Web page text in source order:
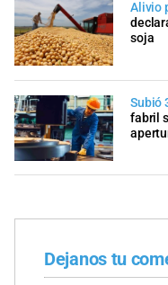
Alivio
soja
Subió
fabril
Dejanos tu